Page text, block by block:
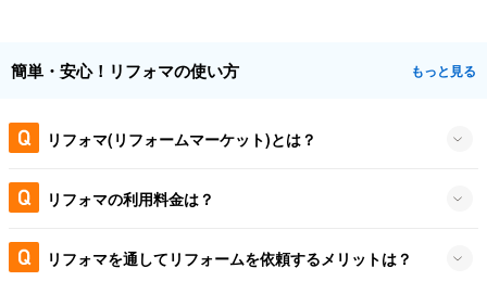
簡単・安心！リフォマの使い方 もっと見る
リフォマ(リフォームマーケット)とは？
リフォマの利用料金は？
リフォマを通してリフォームを依頼するメリットは？